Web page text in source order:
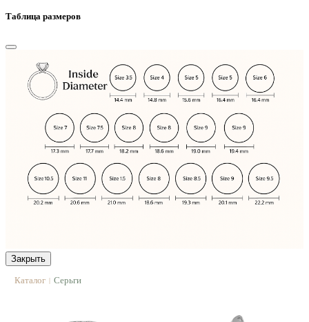
Таблица размеров
Закрыть
Каталог | Серьги